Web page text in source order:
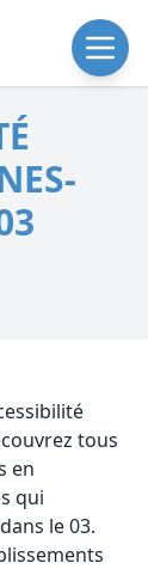
tous
en
qui
le 03.